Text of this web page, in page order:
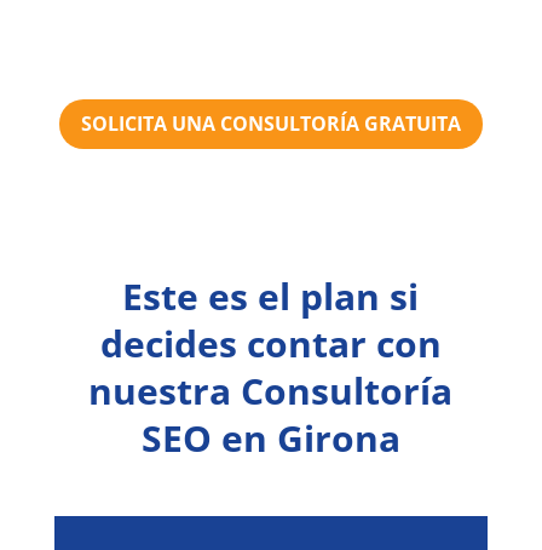
SOLICITA UNA CONSULTORÍA GRATUITA
Este es el plan si
decides contar con
nuestra Consultoría
SEO en Girona